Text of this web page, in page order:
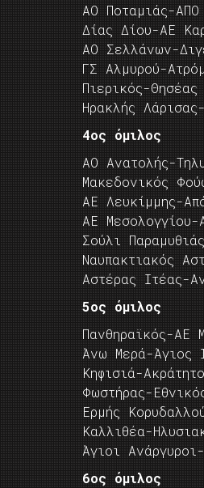
ΑΟ Ποταμιάς-ΑΠΟ
Δίας Δίου-ΑΕ
ΑΟ Σελλάνων-
ΓΣ Αλμυρού-
Πιερικός-Θησέας
Ηρακλής
4ος όμιλος
ΑΟ Ανατολής-
Μακεδονικός
ΑΕ Λευκίμμης-
ΑΕ
Σούλι
Ναυπακτιακός
Αστέρας Ιτέας-
5ος όμιλος
Πανθηραϊκός-ΑΕ
Άνω Μερά-Άγιος
Κηφισιά-
Φωστήρας-
Ερμής
Καλλιθέα-
Άγιοι
6ος όμιλος